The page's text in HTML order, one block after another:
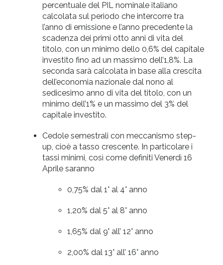
percentuale del PIL nominale italiano
calcolata sul periodo che intercorre tra
l’anno di emissione e l’anno precedente la
scadenza dei primi otto anni di vita del
titolo, con un minimo dello 0,6% del capitale
investito fino ad un massimo dell’1,8%. La
seconda sarà calcolata in base alla crescita
dell’economia nazionale dal nono al
sedicesimo anno di vita del titolo, con un
minimo dell’1% e un massimo del 3% del
capitale investito.
Cedole semestrali con meccanismo step-
up, cioè a tasso crescente. In particolare i
tassi minimi, così come definiti Venerdì 16
Aprile saranno
0,75% dal 1° al 4° anno
1,20% dal 5° al 8° anno
1,65% dal 9° all’ 12° anno
2,00% dal 13° all’ 16° anno